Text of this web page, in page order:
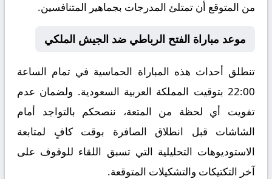
من المتوقع أن تمتلئ المدرجات بجماهير المتنافسين.
موعد مباراة الفتح الرباطي ضد الجيش الملكي
تنطلق أحداث هذه المباراة الحماسية في تمام الساعة
22:00 بتوقيت المملكة العربية السعودية. ولضمان عدم
تفويت أي لحظة من المتعة، ننصحكم بالتواجد أمام
الشاشات قبل انطلاق الصافرة بوقت كافٍ لمتابعة
الاستوديوهات التحليلية التي تسبق اللقاء للوقوف على
آخر التكتيكات والتشكيلات المتوقعة.